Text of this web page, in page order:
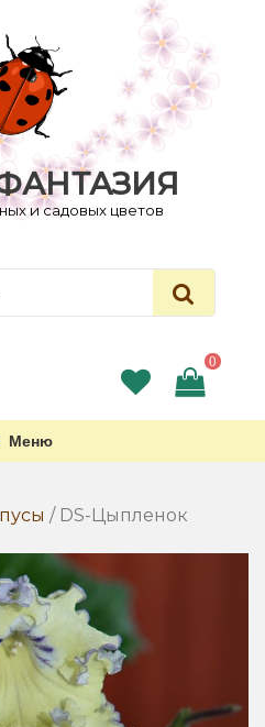
и садовых цветов
0
Меню
/ DS-Цыпленок